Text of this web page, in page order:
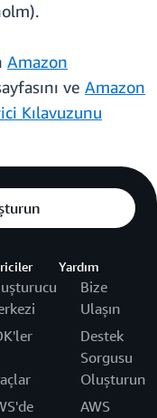
Amazon
ve Amazon
Kılavuzunu
Yardım
Bize
Ulaşın
Destek
Sorgusu
Oluşturun
AWS